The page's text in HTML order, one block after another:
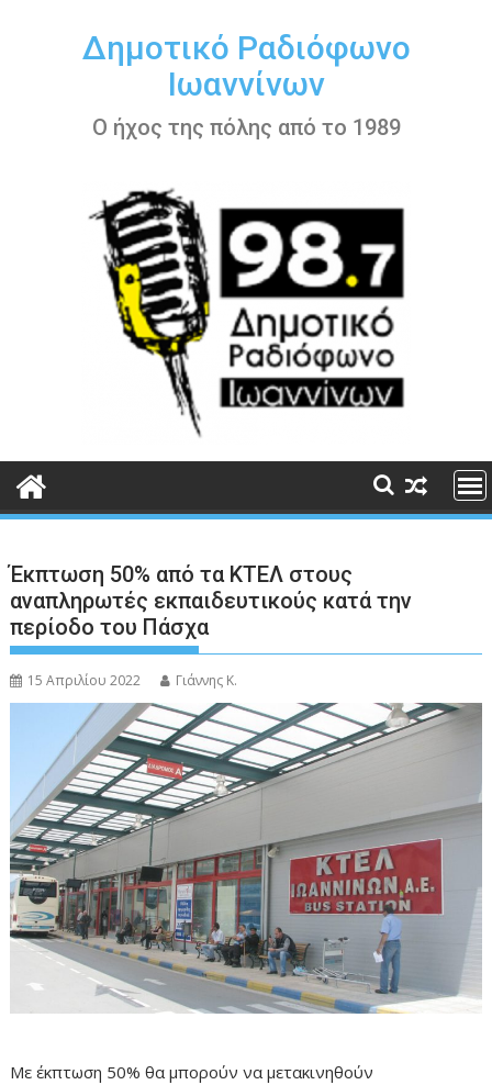
περιεχόμενοΔημοτικό Ραδιόφωνο
Ιωαννίνων
Ο ήχος της πόλης από το 1989
Έκπτωση 50% από τα ΚΤΕΛ στους
αναπληρωτές εκπαιδευτικούς κατά την
περίοδο του Πάσχα
15 Απριλίου 2022 Γιάννης Κ.
Με έκπτωση 50% θα μπορούν να μετακινηθούν